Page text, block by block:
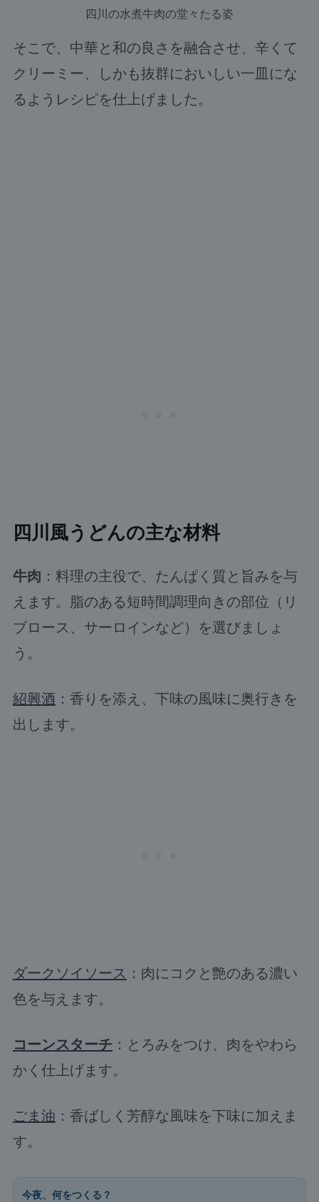
四川の水煮牛肉の堂々たる姿
そこで、中華と和の良さを融合させ、辛くて
クリーミー、しかも抜群においしい一皿にな
るようレシピを仕上げました。
四川風うどんの主な材料
牛肉 ：料理の主役で、たんぱく質と旨みを与
えます。脂のある短時間調理向きの部位（リ
ブロース、サーロインなど）を選びましょ
う。
紹興酒 ：香りを添え、下味の風味に奥行きを
出します。
ダークソイソース ：肉にコクと艶のある濃い
色を与えます。
コーンスターチ ：とろみをつけ、肉をやわら
かく仕上げます。
ごま油 ：香ばしく芳醇な風味を下味に加えま
す。
今夜、何をつくる？